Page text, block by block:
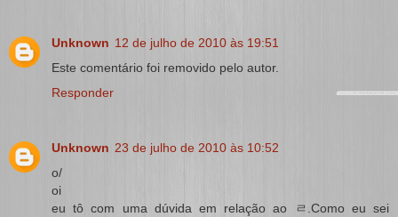
Unknown 12 de julho de 2010 às 19:51
Este comentário foi removido pelo autor.
Responder
Unknown 23 de julho de 2010 às 10:52
o/
oi
eu tô com uma dúvida em relação ao ㄹ.Como eu sei